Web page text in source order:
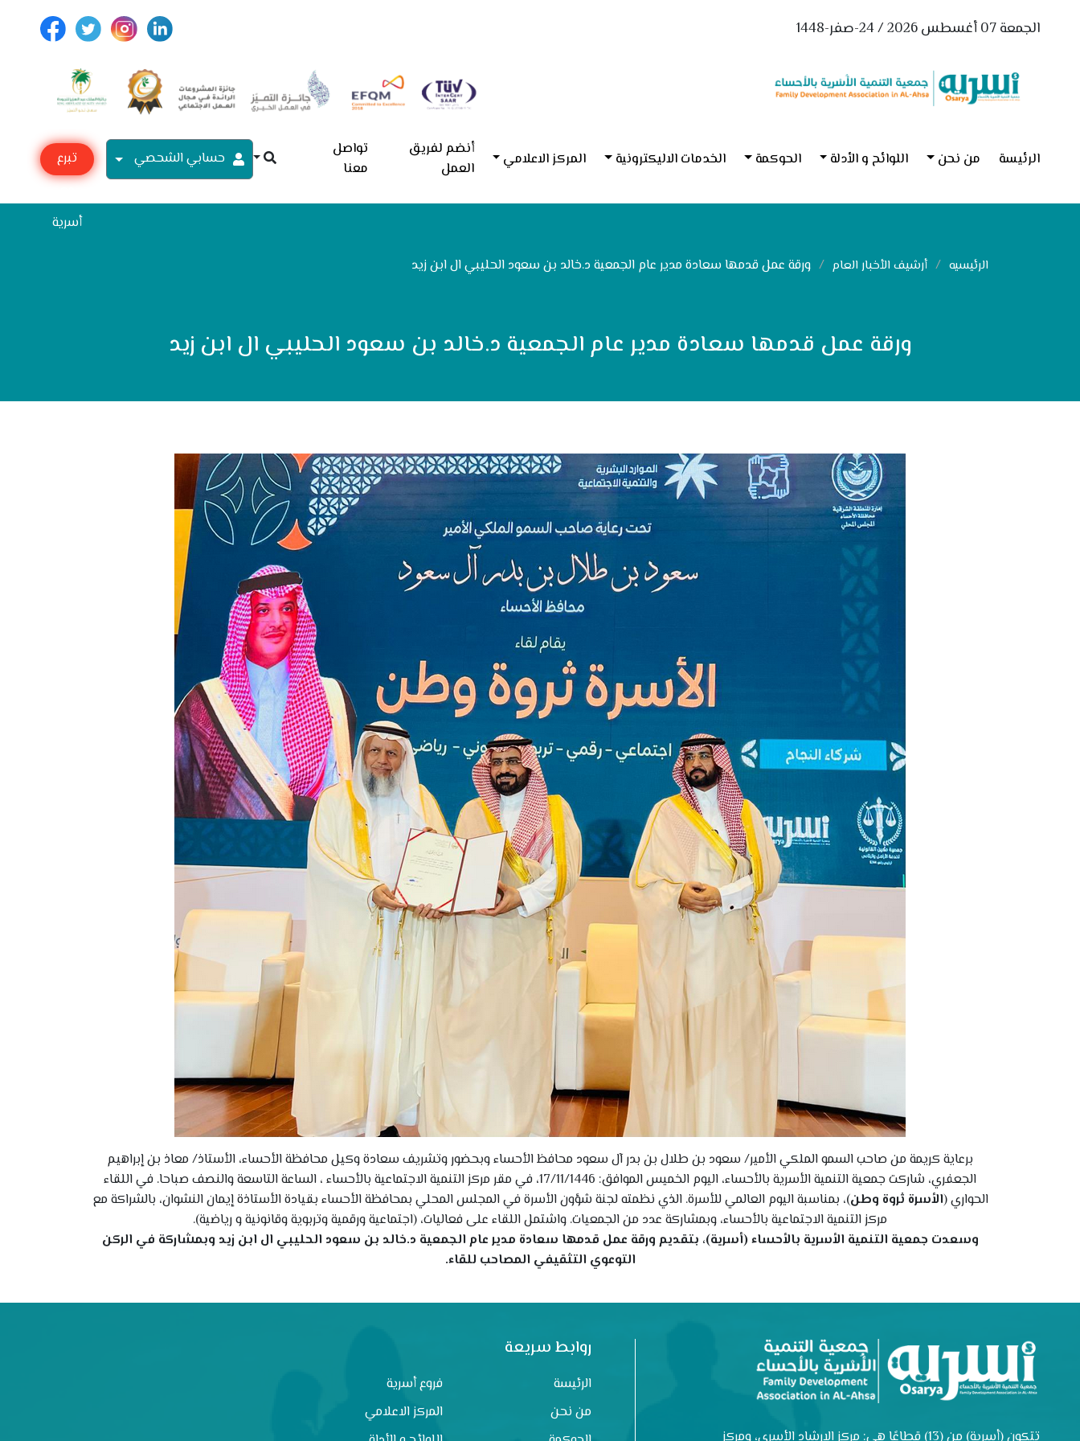
الجمعة 07 أغسطس 2026 / 24-صفر-1448
الرئيسة من نحن اللوائح و الأدلة الحوكمة الخدمات الاليكترونية المركز الاعلامي
أنضم لفريق
العمل
تواصل
معنا
حسابي الشحصي
تبرع
أسرية
الرئيسيه أرشيف الأخبار العام ورقة عمل قدمها سعادة مدير عام الجمعية د.خالد بن سعود الحليبي ال ابن زيد
ورقة عمل قدمها سعادة مدير عام الجمعية د.خالد بن سعود الحليبي ال ابن زيد
برعاية كريمة من صاحب السمو الملكي الأمير/ سعود بن طلال بن بدر آل سعود محافظ الأحساء وبحضور وتشريف سعادة وكيل محافظة الأحساء، الأستاذ/ معاذ بن إبراهيم
الجعفري، شاركت جمعية التنمية الأسرية بالأحساء، اليوم الخميس الموافق: 17/11/1446، في مقر مركز التنمية الاجتماعية بالأحساء ، الساعة التاسعة والنصف صباحا. في اللقاء
الحواري (الأسرة ثروة وطن)، بمناسبة اليوم العالمي للأسرة. الذي نظمته لجنة شؤون الأسرة في المجلس المحلي بمحافظة الأحساء بقيادة الأستاذة إيمان النشوان، بالشراكة مع
مركز التنمية الاجتماعية بالأحساء، وبمشاركة عدد من الجمعيات. واشتمل اللقاء على فعاليات، (اجتماعية ورقمية وتربوية وقانونية و رياضية).
وسعدت جمعية التنمية الأسرية بالأحساء (أسرية)، بتقديم ورقة عمل قدمها سعادة مدير عام الجمعية د.خالد بن سعود الحليبي ال ابن زيد وبمشاركة في الركن
التوعوي التثقيفي المصاحب للقاء.
روابط سريعة
الرئيسة
فروع أسرية
من نحن
المركز الاعلامي